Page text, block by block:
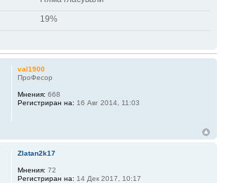
19%
val1900
ПроФесор
Мнения: 668
Регистриран на: 16 Авг 2014, 11:03
Zlatan2k17
Мнения: 72
Регистриран на: 14 Дек 2017, 10:17